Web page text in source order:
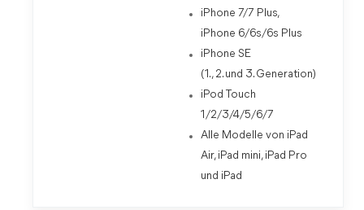
iPhone 7/7 Plus,
iPhone 6/6s/6s Plus
iPhone SE
(1., 2. und 3. Generation)
iPod Touch
1/2/3/4/5/6/7
Alle Modelle von iPad
Air, iPad mini, iPad Pro
und iPad